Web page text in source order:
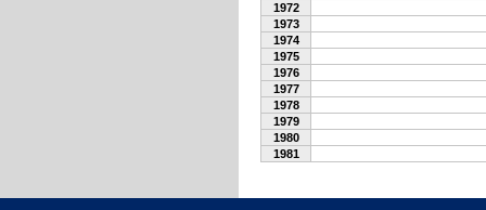
1972
1973
1974
1975
1976
1977
1978
1979
1980
1981